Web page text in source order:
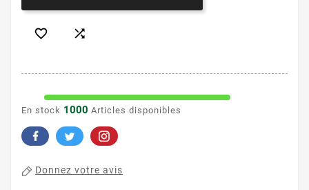
 
En stock 1000 Articles disponibles
Donnez votre avis